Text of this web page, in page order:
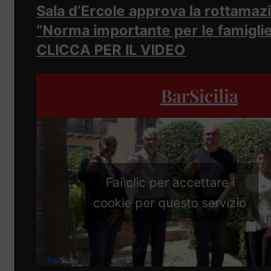
Sala d’Ercole approva la
“Norma importante per le
CLICCA PER IL VIDEO
BarSicilia
Fai clic per accettare i
cookie per questo servizio